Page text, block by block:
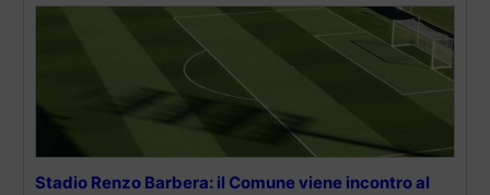
Stadio Renzo Barbera: il Comune viene incontro al